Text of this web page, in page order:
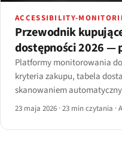
ACCESSIBILITY-
Przewodnik
dostępności 2026
Platformy monitorowania
kryteria zakupu, tabela
skanowaniem
audytu w 2026 roku.
23 maja 2026 ·23 min czytania ·